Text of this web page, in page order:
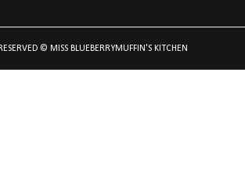
© MISS BLUEBERRYMUFFIN'S KITCHEN